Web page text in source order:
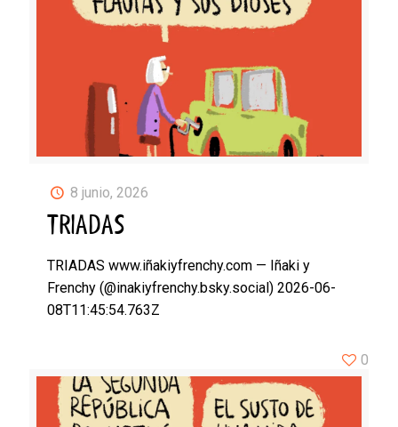
8 junio, 2026
TRIADAS
TRIADAS www.iñakiyfrenchy.com — Iñaki y
Frenchy (@inakiyfrenchy.bsky.social) 2026-06-
08T11:45:54.763Z
0